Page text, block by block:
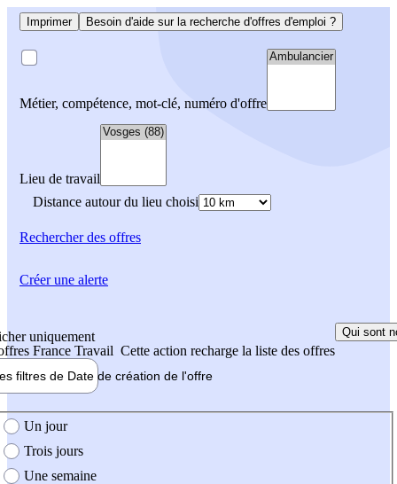
Imprimer Besoin d'aide sur la recherche d'offres d'emploi ?
Métier, compétence, mot-clé, numéro d'offre
Lieu de travail
Distance autour du lieu choisi
Rechercherdes offres
uniquement
France Travail Cette action recharge la liste des offres
Qui sont
filtres de Date de création de l'offre
création de l'offre
Un jour
Trois jours
Une semaine
Créer une alerte